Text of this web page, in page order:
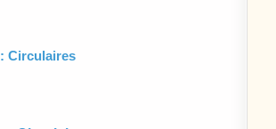
: Circulaires